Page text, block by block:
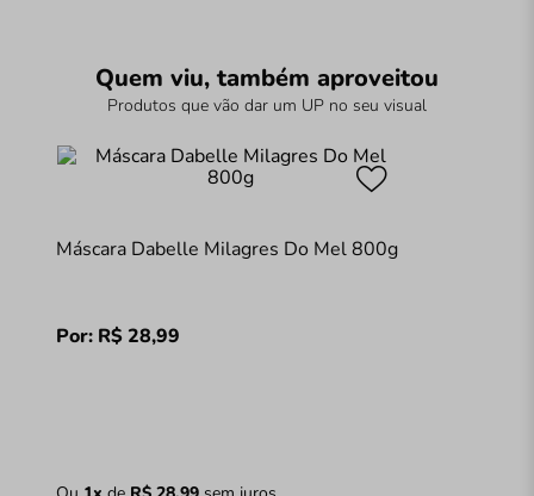
Quem viu, também aproveitou
Produtos que vão dar um UP no seu visual
Máscara Dabelle Milagres Do Mel 800g
Por: R$ 28,99